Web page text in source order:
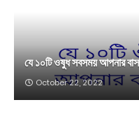
যে ১০টি ওষুধ সবসময় আপনার
October 22, 2022